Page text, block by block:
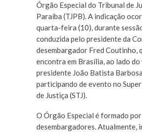
Órgão Especial do Tribunal de
Paraíba (TJPB). A indicação
quarta-feira (10), durante
conduzida pelo presidente da
desembargador Fred Coutinho,
encontra em Brasília, ao lado do
presidente João Batista
participando de evento no
de Justiça (STJ).
O Órgão Especial é formado
desembargadores. Atualmente,